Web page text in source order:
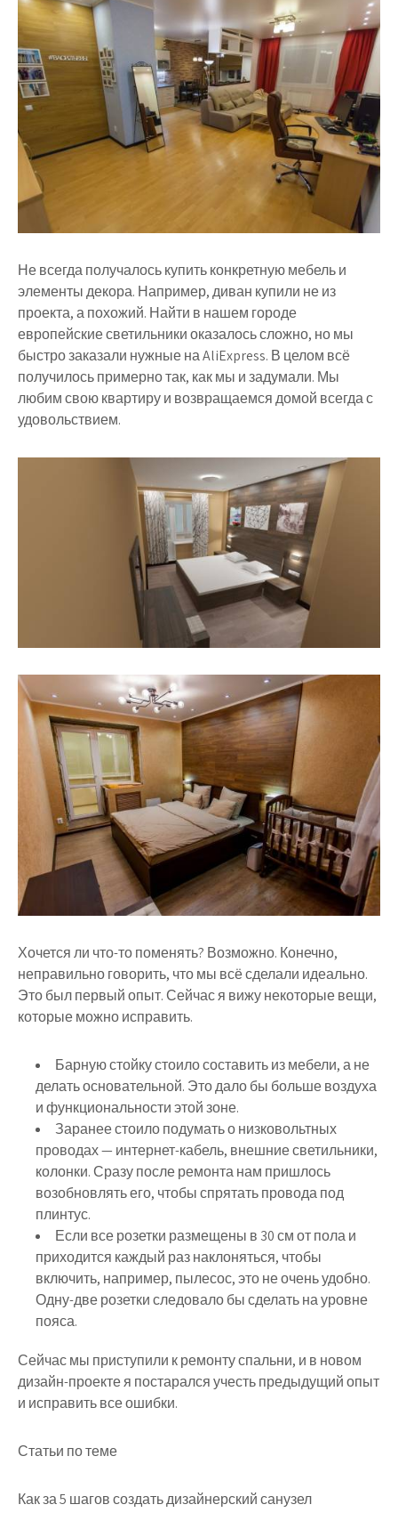
Не всегда получалось купить конкретную мебель и
элементы декора. Например, диван купили не из
проекта, а похожий. Найти в нашем городе
европейские светильники оказалось сложно, но мы
быстро заказали нужные на AliExpress. В целом всё
получилось примерно так, как мы и задумали. Мы
любим свою квартиру и возвращаемся домой всегда с
удовольствием.
Хочется ли что-то поменять? Возможно. Конечно,
неправильно говорить, что мы всё сделали идеально.
Это был первый опыт. Сейчас я вижу некоторые вещи,
которые можно исправить.
Барную стойку стоило составить из мебели, а не
делать основательной. Это дало бы больше воздуха
и функциональности этой зоне.
Заранее стоило подумать о низковольтных
проводах — интернет-кабель, внешние светильники,
колонки. Сразу после ремонта нам пришлось
возобновлять его, чтобы спрятать провода под
плинтус.
Если все розетки размещены в 30 см от пола и
приходится каждый раз наклоняться, чтобы
включить, например, пылесос, это не очень удобно.
Одну-две розетки следовало бы сделать на уровне
пояса.
Сейчас мы приступили к ремонту спальни, и в новом
дизайн-проекте я постарался учесть предыдущий опыт
и исправить все ошибки.
Статьи по теме
Как за 5 шагов создать дизайнерский санузел